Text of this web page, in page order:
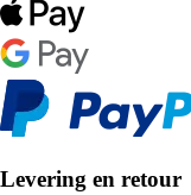
Levering en retour